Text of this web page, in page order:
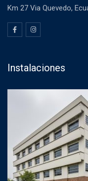
Km 27 Via Quevedo,
Instalaciones